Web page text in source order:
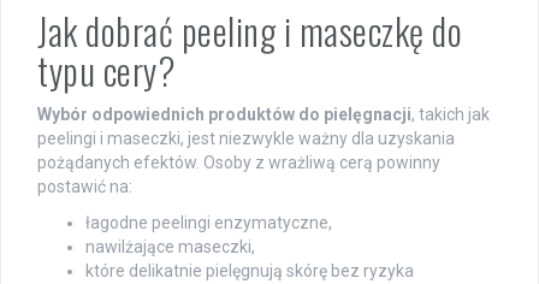
Jak dobrać peeling i maseczkę do
typu cery?
Wybór odpowiednich produktów do pielęgnacji, takich jak
peelingi i maseczki, jest niezwykle ważny dla uzyskania
pożądanych efektów. Osoby z wrażliwą cerą powinny
postawić na:
łagodne peelingi enzymatyczne,
nawilżające maseczki,
które delikatnie pielęgnują skórę bez ryzyka